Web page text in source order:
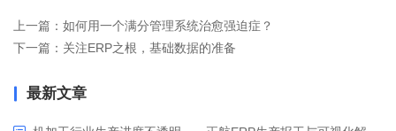
上一篇：如何用一个满分管理系统治愈强迫症？
下一篇：关注ERP之根，基础数据的准备
最新文章